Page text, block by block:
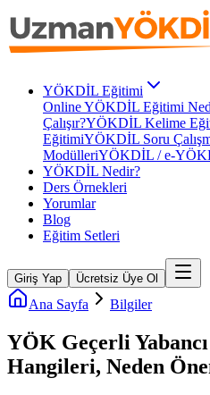
YÖKDİL Eğitimi
Online YÖKDİL Eğitimi
Çalışır?YÖKDİL Kelime
EğitimiYÖKDİL Soru
ModülleriYÖKDİL / e-
YÖKDİL Nedir?
Ders Örnekleri
Yorumlar
Blog
Eğitim Setleri
Giriş Yap Ücretsiz Üye Ol
Ana Sayfa Bilgiler
YÖK Geçerli
Hangileri, Neden